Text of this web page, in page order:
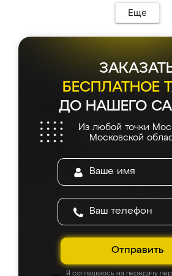
Еще
БЕСПЛАТНОЕ
ДО НАШЕГО
Из любой точки
Московской
Отправить
Я соглашаюсь на передачу